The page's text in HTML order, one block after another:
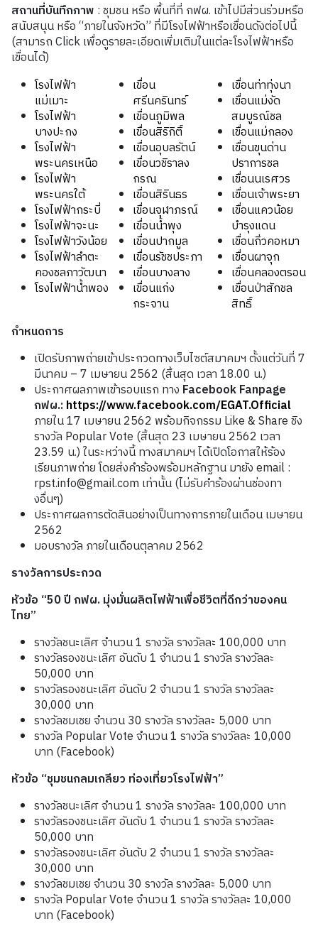
สถานที่บันทึกภาพ : ชุมชน หรือ พื้นที่ที่ กฟผ. เข้าไปมีส่วนร่วมหรือ
สนับสนุน หรือ “ภายในจังหวัด” ที่มีโรงไฟฟ้าหรือเขื่อนดังต่อไปนี้
(สามารถ Click เพื่อดูรายละเอียดเพิ่มเติมในแต่ละโรงไฟฟ้าหรือ
เขื่อนได้)
โรงไฟฟ้า
แม่เมาะ
โรงไฟฟ้า
บางปะกง
โรงไฟฟ้า
พระนครเหนือ
โรงไฟฟ้า
พระนครใต้
โรงไฟฟ้ากระบี่
โรงไฟฟ้าจะนะ
โรงไฟฟ้าวังน้อย
โรงไฟฟ้าลำตะ
คองชลภาวัฒนา
โรงไฟฟ้าน้ำพอง
เขื่อน
ศรีนครินทร์
เขื่อนภูมิพล
เขื่อนสิริกิติ์
เขื่อนอุบลรัตน์
เขื่อนวชิราลง
กรณ
เขื่อนสิรินธร
เขื่อนจุฬาภรณ์
เขื่อนน้ำพุง
เขื่อนปากมูล
เขื่อนรัชชประภา
เขื่อนบางลาง
เขื่อนแก่ง
กระจาน
เขื่อนท่าทุ่งนา
เขื่อนแม่งัด
สมบูรณ์ชล
เขื่อนแม่กลอง
เขื่อนขุนด่าน
ปราการชล
เขื่อนนเรศวร
เขื่อนเจ้าพระยา
เขื่อนแควน้อย
บำรุงแดน
เขื่อนกิ่วคอหมา
เขื่อนผาจุก
เขื่อนคลองตรอน
เขื่อนป่าสักชล
สิทธิ์
กำหนดการ
เปิดรับภาพถ่ายเข้าประกวดทางเว็บไซต์สมาคมฯ ตั้งแต่วันที่ 7
มีนาคม – 7 เมษายน 2562 (สิ้นสุด เวลา 18.00 น.)
ประกาศผลภาพเข้ารอบแรก ทาง Facebook Fanpage
กฟผ.:https://www.facebook.com/EGAT.Official
ภายใน 17 เมษายน 2562 พร้อมกิจกรรม Like & Share ชิง
รางวัล Popular Vote (สิ้นสุด 23 เมษายน 2562 เวลา
23.59 น.) ในระหว่างนี้ ทางสมาคมฯ ได้เปิดโอกาสให้ร้อง
เรียนภาพถ่าย โดยส่งคำร้องพร้อมหลักฐาน มายัง email :
rpst.info@gmail.com เท่านั้น (ไม่รับคำร้องผ่านช่องทา
งอื่นๆ)
ประกาศผลการตัดสินอย่างเป็นทางการภายในเดือน เมษายน
2562
มอบรางวัล ภายในเดือนตุลาคม 2562
รางวัลการประกวด
หัวข้อ “50ปี กฟผ. มุ่งมั่นผลิตไฟฟ้าเพื่อชีวิตที่ดีกว่าของคน
ไทย”
รางวัลชนะเลิศ จํานวน 1 รางวัล รางวัลละ 100,000 บาท
รางวัลรองชนะเลิศ อันดับ 1 จํานวน 1 รางวัล รางวัลละ
50,000 บาท
รางวัลรองชนะเลิศ อันดับ 2 จํานวน 1 รางวัล รางวัลละ
30,000 บาท
รางวัลชมเชย จํานวน 30 รางวัล รางวัลละ 5,000 บาท
รางวัล Popular Vote จำนวน 1 รางวัล รางวัลละ 10,000
บาท (Facebook)
หัวข้อ “ชุมชนกลมเกลียว ท่องเที่ยวโรงไฟฟ้า”
รางวัลชนะเลิศ จํานวน 1 รางวัล รางวัลละ 100,000 บาท
รางวัลรองชนะเลิศ อันดับ 1 จํานวน 1 รางวัล รางวัลละ
50,000 บาท
รางวัลรองชนะเลิศ อันดับ 2 จํานวน 1 รางวัล รางวัลละ
30,000 บาท
รางวัลชมเชย จํานวน 30 รางวัล รางวัลละ 5,000 บาท
รางวัล Popular Vote จำนวน 1 รางวัล รางวัลละ 10,000
บาท (Facebook)